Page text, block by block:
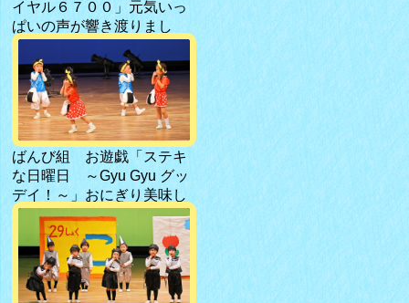
イヤル６７００」元気いっ
ぱいの声が響き渡りまし
た！
ばんび組 お遊戯「ステキ
な日曜日 ～Gyu Gyu グッ
デイ！～」おにぎり美味し
そうだね♪